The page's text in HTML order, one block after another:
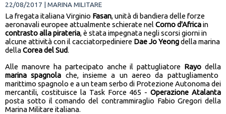
22/08/2017 | MARINA MILITARE
La fregata italiana Virginio Fasan, unità di bandiera delle forze
aeronavali europee attualmente schierate nel Corno d'Africain
contrasto alla pirateria, è stata impegnata negli scorsi giorni in
alcune attività con il cacciatorpediniere Dae Jo Yeongdella marina
dellaCorea del Sud.
Alle manovre ha partecipato anche il pattugliatore Rayo della
marina spagnola che, insieme a un aereo da pattugliamento
marittimo spagnolo e a un team serbo di Protezione Autonoma dei
mercantili, costituisce la Task Force 465 -Operazione Atalanta
posta sotto il comando del contrammiraglio Fabio Gregori della
Marina Militare italiana.